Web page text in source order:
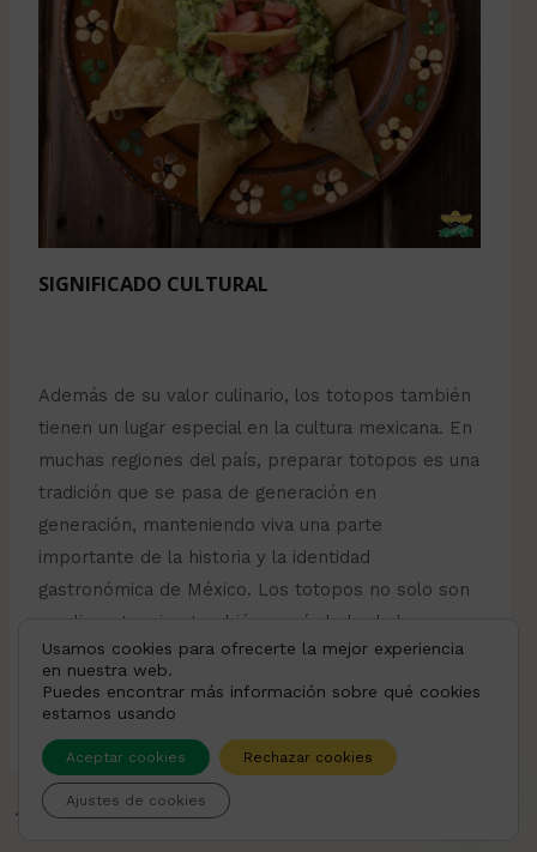
SIGNIFICADO CULTURAL
Además de su valor culinario, los totopos también
tienen un lugar especial en la cultura mexicana. En
muchas regiones del país, preparar totopos es una
tradición que se pasa de generación en
generación, manteniendo viva una parte
importante de la historia y la identidad
gastronómica de México. Los totopos no solo son
un alimento, sino también un símbolo de la
herencia cultural y de la capacidad de adaptación y
creatividad de las comunidades mexicanas.
← Entrada anterior
Usamos cookies para ofrecerte la mejor experiencia
en nuestra web.
Puedes encontrar más información sobre qué cookies
estamos usando
Aceptar cookies Rechazar cookies
Ajustes de cookies